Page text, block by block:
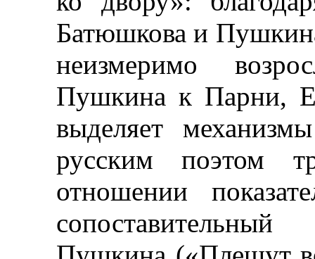
Батюшкова и
неизмеримо
Пушкина к Парни,
выделяет
русским поэтом
отношении